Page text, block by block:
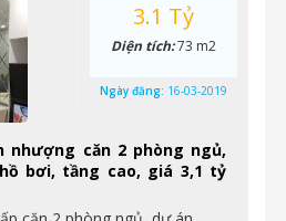
nhượng căn 2 phòng ngủ,
bơi, tầng cao, giá 3,1 tỷ
3.1 Tỷ
Diện tích:73 m2
Ngày đăng: 16-03-2019